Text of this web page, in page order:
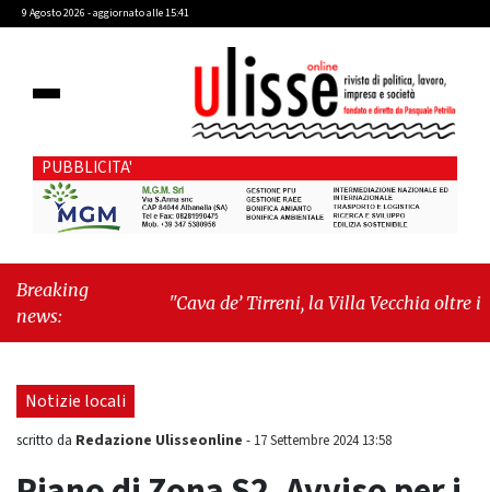
9 Agosto 2026 - aggiornato alle 15:41
PUBBLICITA'
Breaking
news:
"Cava de’ Tirreni, la Villa Vecchia oltre i
seduta consiliare: “Serve chiarezza!”"
Notizie locali
scritto da Redazione Ulisseonline - 17 Settembre 2024 13:58